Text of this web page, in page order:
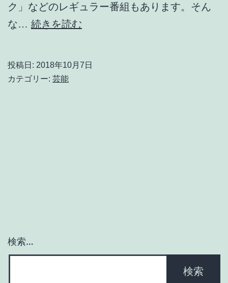
ク」などのレギュラー番組もあります。そん
な… 続きを読む
投稿日: 2018年10月7日
カテゴリー: 芸能
検索…